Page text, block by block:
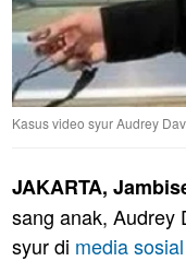
Kasus video syur Audrey
JAKARTA,
sang anak, Audrey
syur di media sosial